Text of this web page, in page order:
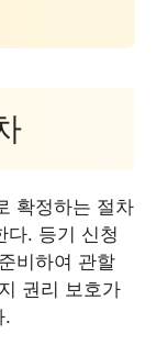
확정하는 절차
다. 등기 신청
비하여 관할
권리 보호가
.